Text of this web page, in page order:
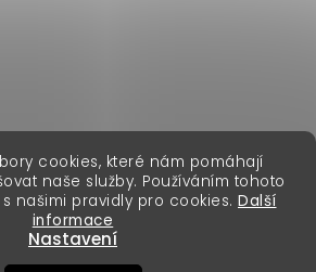
cookies, které nám pomáhají
naše služby. Používáním tohoto
našimi pravidly pro cookies. Další
informace
Nastavení
Premium
Fashion. Všechna práva vyhrazena.
erikafashion.sk